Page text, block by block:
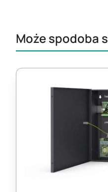
Może spodoba